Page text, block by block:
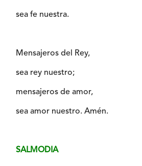
sea fe nuestra.
Mensajeros del Rey,
sea rey nuestro;
mensajeros de amor,
sea amor nuestro. Amén.
SALMODIA